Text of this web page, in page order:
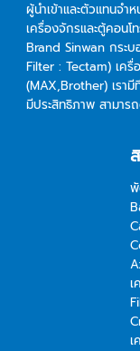
ผู้นำเข้าและตัวแทนจำ
เครื่องจักรและตู้คอน
Brand Sinwan กระ
Filter : Tectam) เค
(MAX,Brother) เรามี
มีประสิทธิภาพ สามาร
เ